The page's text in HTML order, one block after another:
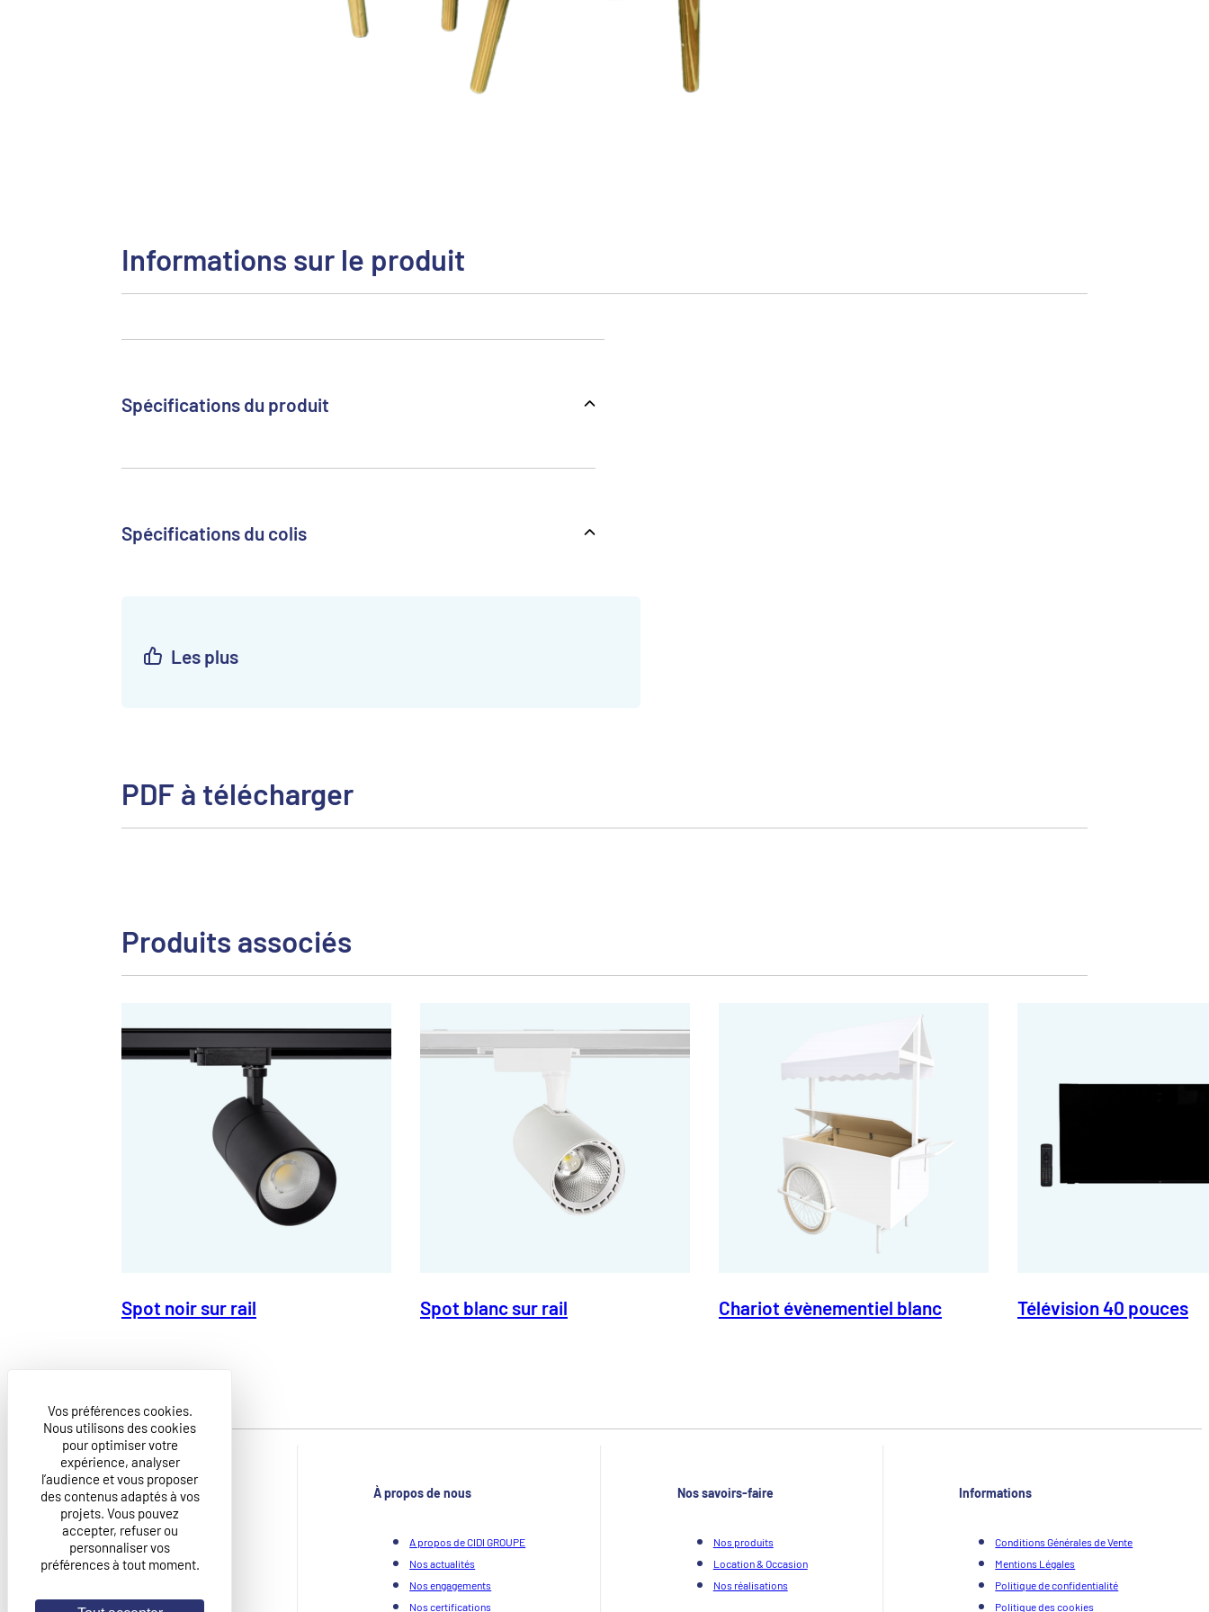
Vos préférences cookies.
Nous utilisons des cookies
pour optimiser votre
expérience, analyser
l’audience et vous proposer
des contenus adaptés à vos
projets. Vous pouvez
accepter, refuser ou
personnaliser vos
préférences à tout moment.
Informations sur le produit
Spécifications du produit
Spécifications du colis
Les plus
PDF à télécharger
Produits associés
Spot noir sur rail Spot blanc sur rail Chariot évènementiel blanc Télévision 40 pouces
CIDI GROUPE
ZAC Bois Briard 8 rue de la Mare Neuve,
91080 – Courcouronnes, France
+33 1 60 87 16 00
À propos de nous
A propos de CIDI GROUPE
Nos actualités
Nos engagements
Nos certifications
Nos savoirs-faire
Nos produits
Location & Occasion
Nos réalisations
Informations
Conditions Générales de Vente
Mentions Légales
Politique de confidentialité
Politique des cookies